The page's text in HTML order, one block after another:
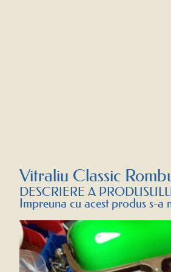
Vitraliu Classic
DESCRIERE A
Impreuna cu acest produs s-a